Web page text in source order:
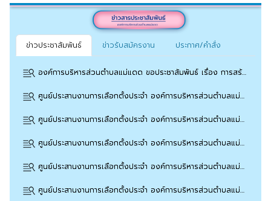
ข่าวประชาสัมพันธ์ ข่าวรับสมัครงาน ประกาศ/คำสั่ง
องค์การบริหารส่วนตำบลแม่แดด ขอประชาสัมพันธ์ เรื่อง การสร้างความรู้ความเข้าใจเพื่อป้องกันการหลอกลวงทางออนไลน์ (Scammer) บทความ
ศูนย์ประสานงานการเลือกตั้งประจำ องค์การบริหารส่วนตำบลแม่แดด ขอประชาสัมพันธ์ประกาศบัญชีรายชื่อผู้สมัครรับเลือกตั้งนายก อบต.แม่แดด
ศูนย์ประสานงานการเลือกตั้งประจำ องค์การบริหารส่วนตำบลแม่แดด ขอประชาสัมพันธ์ประกาศบัญชีรายชื่อผู้สมัครรับเลือกตั้งสมาชิกสภา อบต.แม่แดด หมู่ที่ 1
ศูนย์ประสานงานการเลือกตั้งประจำ องค์การบริหารส่วนตำบลแม่แดด ขอประชาสัมพันธ์ประกาศบัญชีรายชื่อผู้สมัครรับเลือกตั้งสมาชิกสภา อบต.แม่แดด หมู่ที่ 2
ศูนย์ประสานงานการเลือกตั้งประจำ องค์การบริหารส่วนตำบลแม่แดด ขอประชาสัมพันธ์ประกาศบัญชีรายชื่อผู้สมัครรับเลือกตั้งสมาชิกสภา อบต.แม่แดด หมู่ที่ 3
ศูนย์ประสานงานการเลือกตั้งประจำ องค์การบริหารส่วนตำบลแม่แดด ขอประชาสัมพันธ์ประกาศบัญชีรายชื่อผู้สมัครรับเลือกตั้งสมาชิกสภา อบต.แม่แดด หมู่ที่ 4